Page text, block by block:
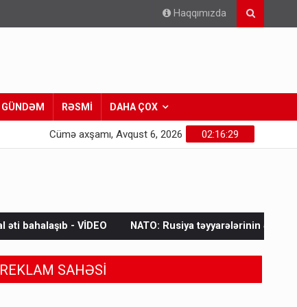
Haqqımızda
GÜNDƏM RƏSMİ DAHA ÇOX
02:16:31
Cümə axşamı, Avqust 6, 2026
NATO: Rusiya təyyarələrinin ələ keçirilməsi bir ildə 250%
REKLAM SAHƏSİ